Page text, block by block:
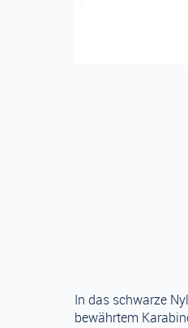
In das schwarze
bewährtem